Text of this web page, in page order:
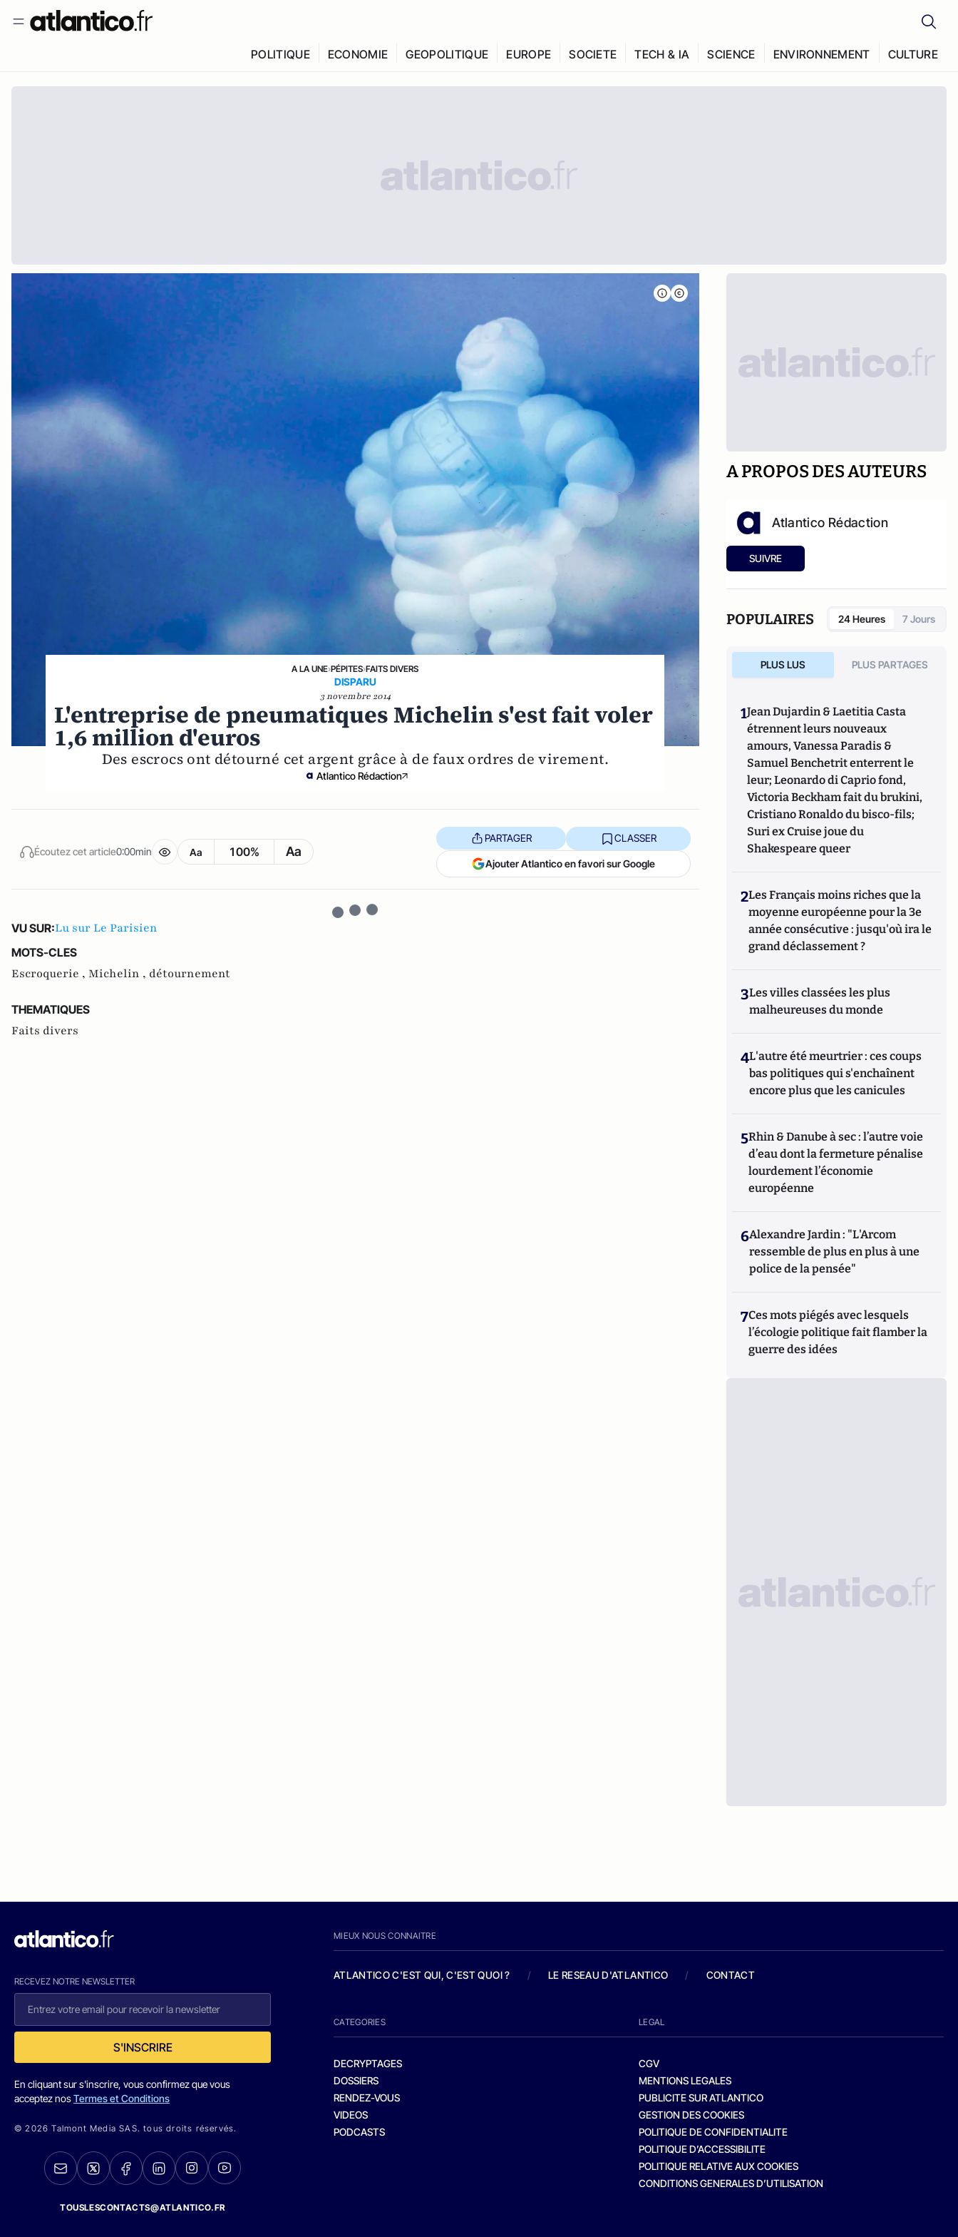
POLITIQUE ECONOMIE GEOPOLITIQUE EUROPE SOCIETE TECH & IA SCIENCE ENVIRONNEMENT CULTURE
A LA UNE›PÉPITES›FAITS DIVERS
DISPARU
3 novembre 2014
L'entreprise de pneumatiques Michelin s'est fait voler
1,6 million d'euros
Des escrocs ont détourné cet argent grâce à de faux ordres de virement.
Atlantico Rédaction
Écoutez cet article0:00min Aa 100% Aa
PARTAGER CLASSER
Ajouter Atlantico en favori sur Google
VU SUR:Lu sur Le Parisien
MOTS-CLES
Escroquerie , Michelin , détournement
THEMATIQUES
Faits divers
A PROPOS DES AUTEURS
Atlantico Rédaction
SUIVRE
POPULAIRES 24 Heures 7 Jours
PLUS LUS PLUS PARTAGES
1Jean Dujardin & Laetitia Casta
étrennent leurs nouveaux
amours, Vanessa Paradis &
Samuel Benchetrit enterrent le
leur; Leonardo di Caprio fond,
Victoria Beckham fait du brukini,
Cristiano Ronaldo du bisco-fils;
Suri ex Cruise joue du
Shakespeare queer
2Les Français moins riches que la
moyenne européenne pour la 3e
année consécutive : jusqu'où ira le
grand déclassement ?
3Les villes classées les plus
malheureuses du monde
4L'autre été meurtrier : ces coups
bas politiques qui s'enchaînent
encore plus que les canicules
5Rhin & Danube à sec : l’autre voie
d’eau dont la fermeture pénalise
lourdement l’économie
européenne
6Alexandre Jardin : "L'Arcom
ressemble de plus en plus à une
police de la pensée"
7Ces mots piégés avec lesquels
l’écologie politique fait flamber la
guerre des idées
RECEVEZ NOTRE NEWSLETTER
S'INSCRIRE
En cliquant sur s'inscrire, vous confirmez que vous
acceptez nosTermes et Conditions
© 2026 Talmont Media SAS. tous droits réservés.
TOUSLESCONTACTS@ATLANTICO.FR
MIEUX NOUS CONNAITRE
ATLANTICO C'EST QUI, C'EST QUOI ? / LE RESEAU D'ATLANTICO / CONTACT
CATEGORIES
DECRYPTAGES
DOSSIERS
RENDEZ-VOUS
VIDEOS
PODCASTS
LEGAL
CGV
MENTIONS LEGALES
PUBLICITE SUR ATLANTICO
GESTION DES COOKIES
POLITIQUE DE CONFIDENTIALITE
POLITIQUE D’ACCESSIBILITE
POLITIQUE RELATIVE AUX COOKIES
CONDITIONS GENERALES D’UTILISATION